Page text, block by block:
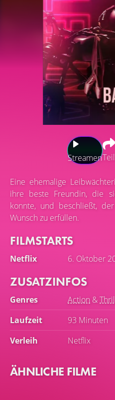
Streamen
Eine ehemalige
ihre beste Freundin, die
konnte, und beschließt,
Wunsch zu erfüllen.
FILMSTARTS
Netflix 6. Oktober
ZUSATZINFOS
Genres Action &
Laufzeit
93 Minuten
Verleih
Netflix
ÄHNLICHE FILME